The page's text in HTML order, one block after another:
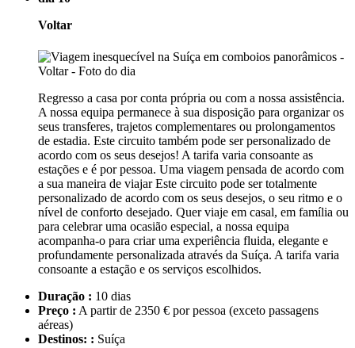
Voltar
Regresso a casa por conta própria ou com a nossa assistência.
A nossa equipa permanece à sua disposição para organizar os
seus transferes, trajetos complementares ou prolongamentos
de estadia. Este circuito também pode ser personalizado de
acordo com os seus desejos! A tarifa varia consoante as
estações e é por pessoa. Uma viagem pensada de acordo com
a sua maneira de viajar Este circuito pode ser totalmente
personalizado de acordo com os seus desejos, o seu ritmo e o
nível de conforto desejado. Quer viaje em casal, em família ou
para celebrar uma ocasião especial, a nossa equipa
acompanha-o para criar uma experiência fluida, elegante e
profundamente personalizada através da Suíça. A tarifa varia
consoante a estação e os serviços escolhidos.
Duração : 10 dias
Preço : A partir de 2350 € por pessoa (exceto passagens
aéreas)
Destinos: : Suíça